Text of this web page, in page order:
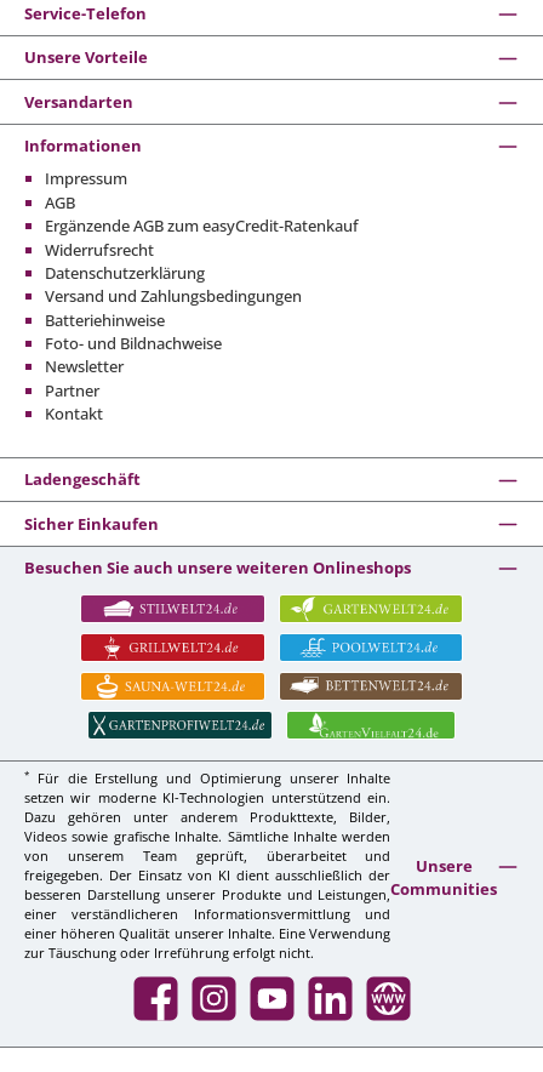
Service-Telefon
Unsere Vorteile
Versandarten
Informationen
Impressum
AGB
Ergänzende AGB zum easyCredit-Ratenkauf
Widerrufsrecht
Datenschutzerklärung
Versand und Zahlungsbedingungen
Batteriehinweise
Foto- und Bildnachweise
Newsletter
Partner
Kontakt
Ladengeschäft
Sicher Einkaufen
Besuchen Sie auch unsere weiteren Onlineshops
*
Für die Erstellung und Optimierung unserer Inhalte
setzen wir moderne KI-Technologien unterstützend ein.
Dazu gehören unter anderem Produkttexte, Bilder,
Videos sowie grafische Inhalte. Sämtliche Inhalte werden
von unserem Team geprüft, überarbeitet und
freigegeben. Der Einsatz von KI dient ausschließlich der
besseren Darstellung unserer Produkte und Leistungen,
einer verständlicheren Informationsvermittlung und
einer höheren Qualität unserer Inhalte. Eine Verwendung
zur Täuschung oder Irreführung erfolgt nicht.
Unsere
Communities
Facebook InstagramYouTube LinkedIn Website